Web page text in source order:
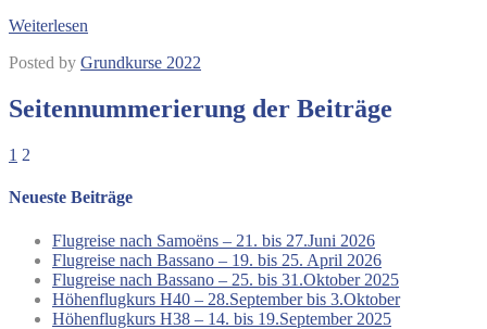
Weiterlesen
Posted by Grundkurse 2022
Seitennummerierung der Beiträge
1 2
Neueste Beiträge
Flugreise nach Samoëns – 21. bis 27.Juni 2026
Flugreise nach Bassano – 19. bis 25. April 2026
Flugreise nach Bassano – 25. bis 31.Oktober 2025
Höhenflugkurs H40 – 28.September bis 3.Oktober
Höhenflugkurs H38 – 14. bis 19.September 2025